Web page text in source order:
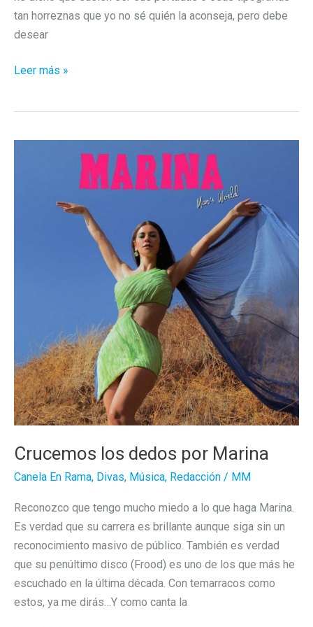
tan horreznas que yo no sé quién la aconseja, pero debe
desear
Lo
Leer más »
Crucemos los dedos por Marina
Canela En Rama, Divas, Música, Redacción / MM
Reconozco que tengo mucho miedo a lo que haga Marina.
Es verdad que su carrera es brillante aunque siga sin un
reconocimiento masivo de público. También es verdad
que su penúltimo disco (Frood) es uno de los que más he
escuchado en la última década. Con temarracos como
estos, ya me dirás…Y como canta la